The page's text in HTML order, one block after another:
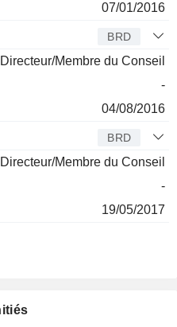
07/01/2016
BRD
Directeur/Membre du Conseil
-
04/08/2016
BRD
Directeur/Membre du Conseil
-
19/05/2017